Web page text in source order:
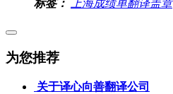
标签： 上海成绩单翻译盖章
为您推荐
关于译心向善翻译公司